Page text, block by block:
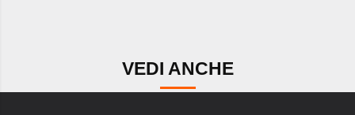
VEDI ANCHE